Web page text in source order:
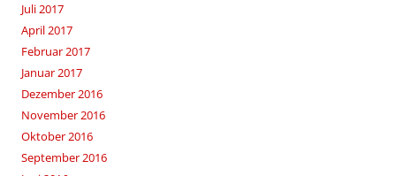
Juli 2017
April 2017
Februar 2017
Januar 2017
Dezember 2016
November 2016
Oktober 2016
September 2016